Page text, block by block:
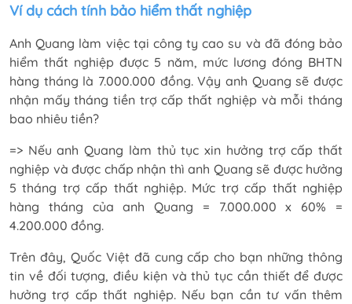
Ví dụ cách tính bảo hiểm thất nghiệp
Anh Quang làm việc tại công ty cao su và đã đóng bảo
hiểm thất nghiệp được 5 năm, mức lương đóng BHTN
hàng tháng là 7.000.000 đồng. Vậy anh Quang sẽ được
nhận mấy tháng tiền trợ cấp thất nghiệp và mỗi tháng
bao nhiêu tiền?
=> Nếu anh Quang làm thủ tục xin hưởng trợ cấp thất
nghiệp và được chấp nhận thì anh Quang sẽ được hưởng
5 tháng trợ cấp thất nghiệp. Mức trợ cấp thất nghiệp
hàng tháng của anh Quang = 7.000.000 x 60% =
4.200.000 đồng.
Trên đây, Quốc Việt đã cung cấp cho bạn những thông
tin về đối tượng, điều kiện và thủ tục cần thiết để được
hưởng trợ cấp thất nghiệp. Nếu bạn cần tư vấn thêm